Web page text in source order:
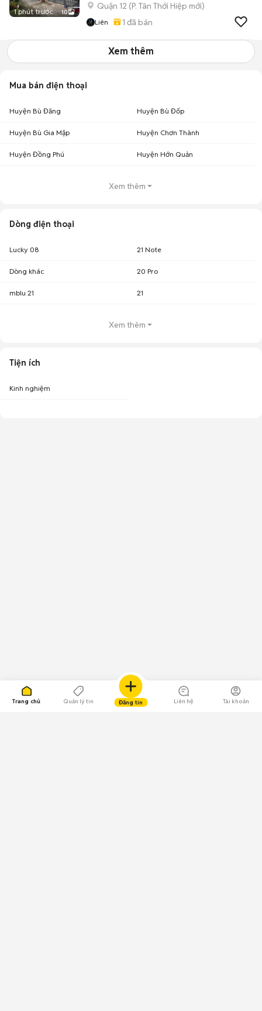
Trang chủ Quản lý tin Đăng tin Liên hệ Tài khoản
1 phút trước 10
Quận 12 (P. Tân Thới Hiệp mới)
Liên 1 đã bán
Xem thêm
Mua bán điện thoại
Huyện Bù Đăng Huyện Bù Đốp
Huyện Bù Gia Mập Huyện Chơn Thành
Huyện Đồng Phú Huyện Hớn Quản
Xem thêm
Dòng điện thoại
Lucky 08 21 Note
Dòng khác 20 Pro
mblu 21 21
Xem thêm
Tiện ích
Kinh nghiệm